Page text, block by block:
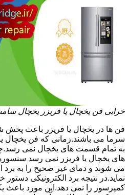
خرابی فن یخچال یا فریزر یخچال
فن ها در یخچال یا فریزر باعث
سرما می باشند.زمانی که فن یخچال
به تمام قسمت های یخچال نمی
های یخچال یا فریزر نمی رسد
می شوند و دمای غیر صحیح را به برد
نماید.در نتیجه برد الکترونیکی
کمپرسور را نمی دهد.این مورد